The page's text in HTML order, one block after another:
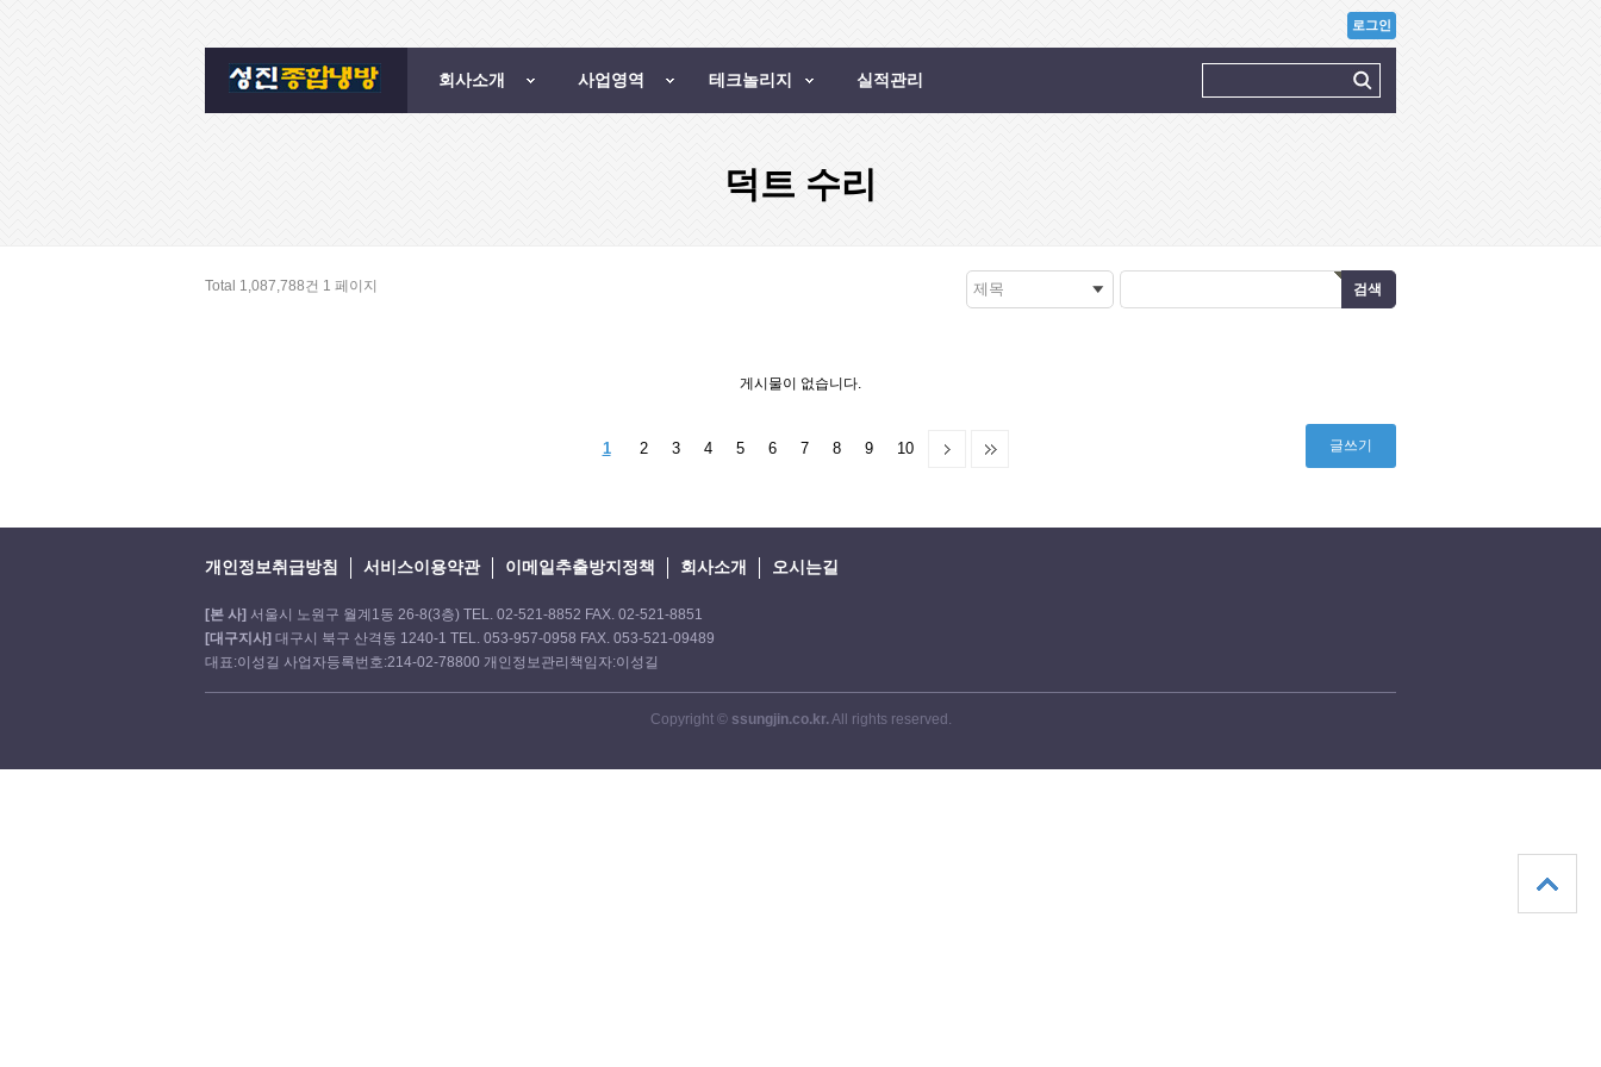
회사소개 사업영역 테크놀리지 실적관리
로그인
덕트 수리
Total 1,087,788건 1 페이지 제목
게시물이 없습니다.
1 2 3 4 5 6 7 8 9 10 글쓰기
개인정보취급방침 서비스이용약관 이메일추출방지정책 회사소개 오시는길
[본 사] 서울시 노원구 월계1동 26-8(3층) TEL. 02-521-8852 FAX. 02-521-8851
[대구지사] 대구시 북구 산격동 1240-1 TEL. 053-957-0958 FAX. 053-521-09489
대표:이성길 사업자등록번호:214-02-78800 개인정보관리책임자:이성길
Copyright © ssungjin.co.kr.All rights reserved.